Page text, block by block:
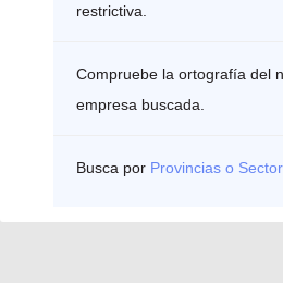
restrictiva.
Compruebe la ortografía del
empresa buscada.
Busca por Provincias o